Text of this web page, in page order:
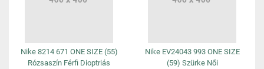
Nike 8214 671 ONE SIZE (55)
Rózsaszín Férfi Dioptriás
Nike EV24043 993 ONE SIZE
(59) Szürke Női